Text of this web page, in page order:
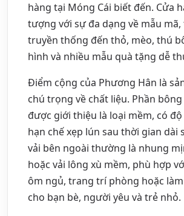
hàng tại Móng Cái biết đến. Cửa
tượng với sự đa dạng về mẫu
truyền thống đến thỏ, mèo, thú
hình và nhiều mẫu quà tặng dễ
Điểm cộng của Phương Hân là
chú trọng về chất liệu. Phần
được giới thiệu là loại mềm, có
hạn chế xẹp lún sau thời gian dài
vải bên ngoài thường là nhung
hoặc vải lông xù mềm, phù hợp
ôm ngủ, trang trí phòng hoặc
cho bạn bè, người yêu và trẻ nhỏ.